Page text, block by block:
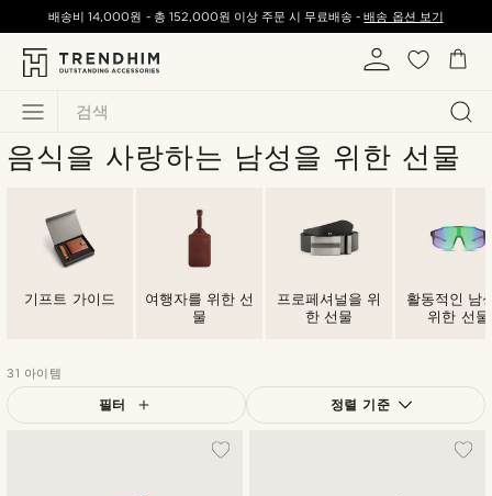
검색
배송비14,000원 - 총 152,000원 이상 주문 시 무료배송 -배송 옵션 보기
음식을 사랑하는 남성을 위한 선물
기프트 가이드
여행자를 위한 선
물
프로페셔널을 위
한 선물
활동적인 남
위한 선물
31 아이템
필터 정렬 기준